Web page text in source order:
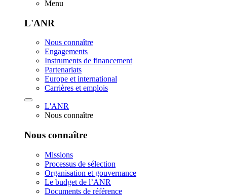
Menu
L'ANR
Nous connaître
Engagements
Instruments de financement
Partenariats
Europe et international
Carrières et emplois
L'ANR
Nous connaître
Nous connaître
Missions
Processus de sélection
Organisation et gouvernance
Le budget de l’ANR
Documents de référence